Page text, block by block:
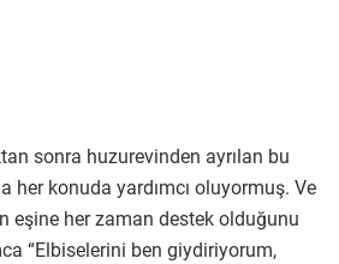
sonra huzurevinden ayrılan bu
her konuda yardımcı oluyormuş. Ve
eşine her zaman destek olduğunu
“Elbiselerini ben giydiriyorum,